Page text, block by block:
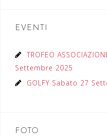
EVENTI
TROFEO
Settembre 2025
GOLFY Sabato 27
FOTO